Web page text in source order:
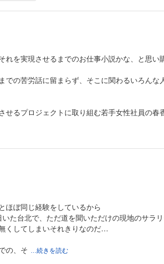
れを実現させるまでのお仕事小説かな、と思い
での苦労話に留まらず、そこに関わるいろん
せるプロジェクトに取り組む若手女性社員の春
ほぼ同じ経験をしているから
た台北で、ただ道を聞いただけの現地のサラ
くしてしまいそれきりなのだ…
の、そ ...続きを読む